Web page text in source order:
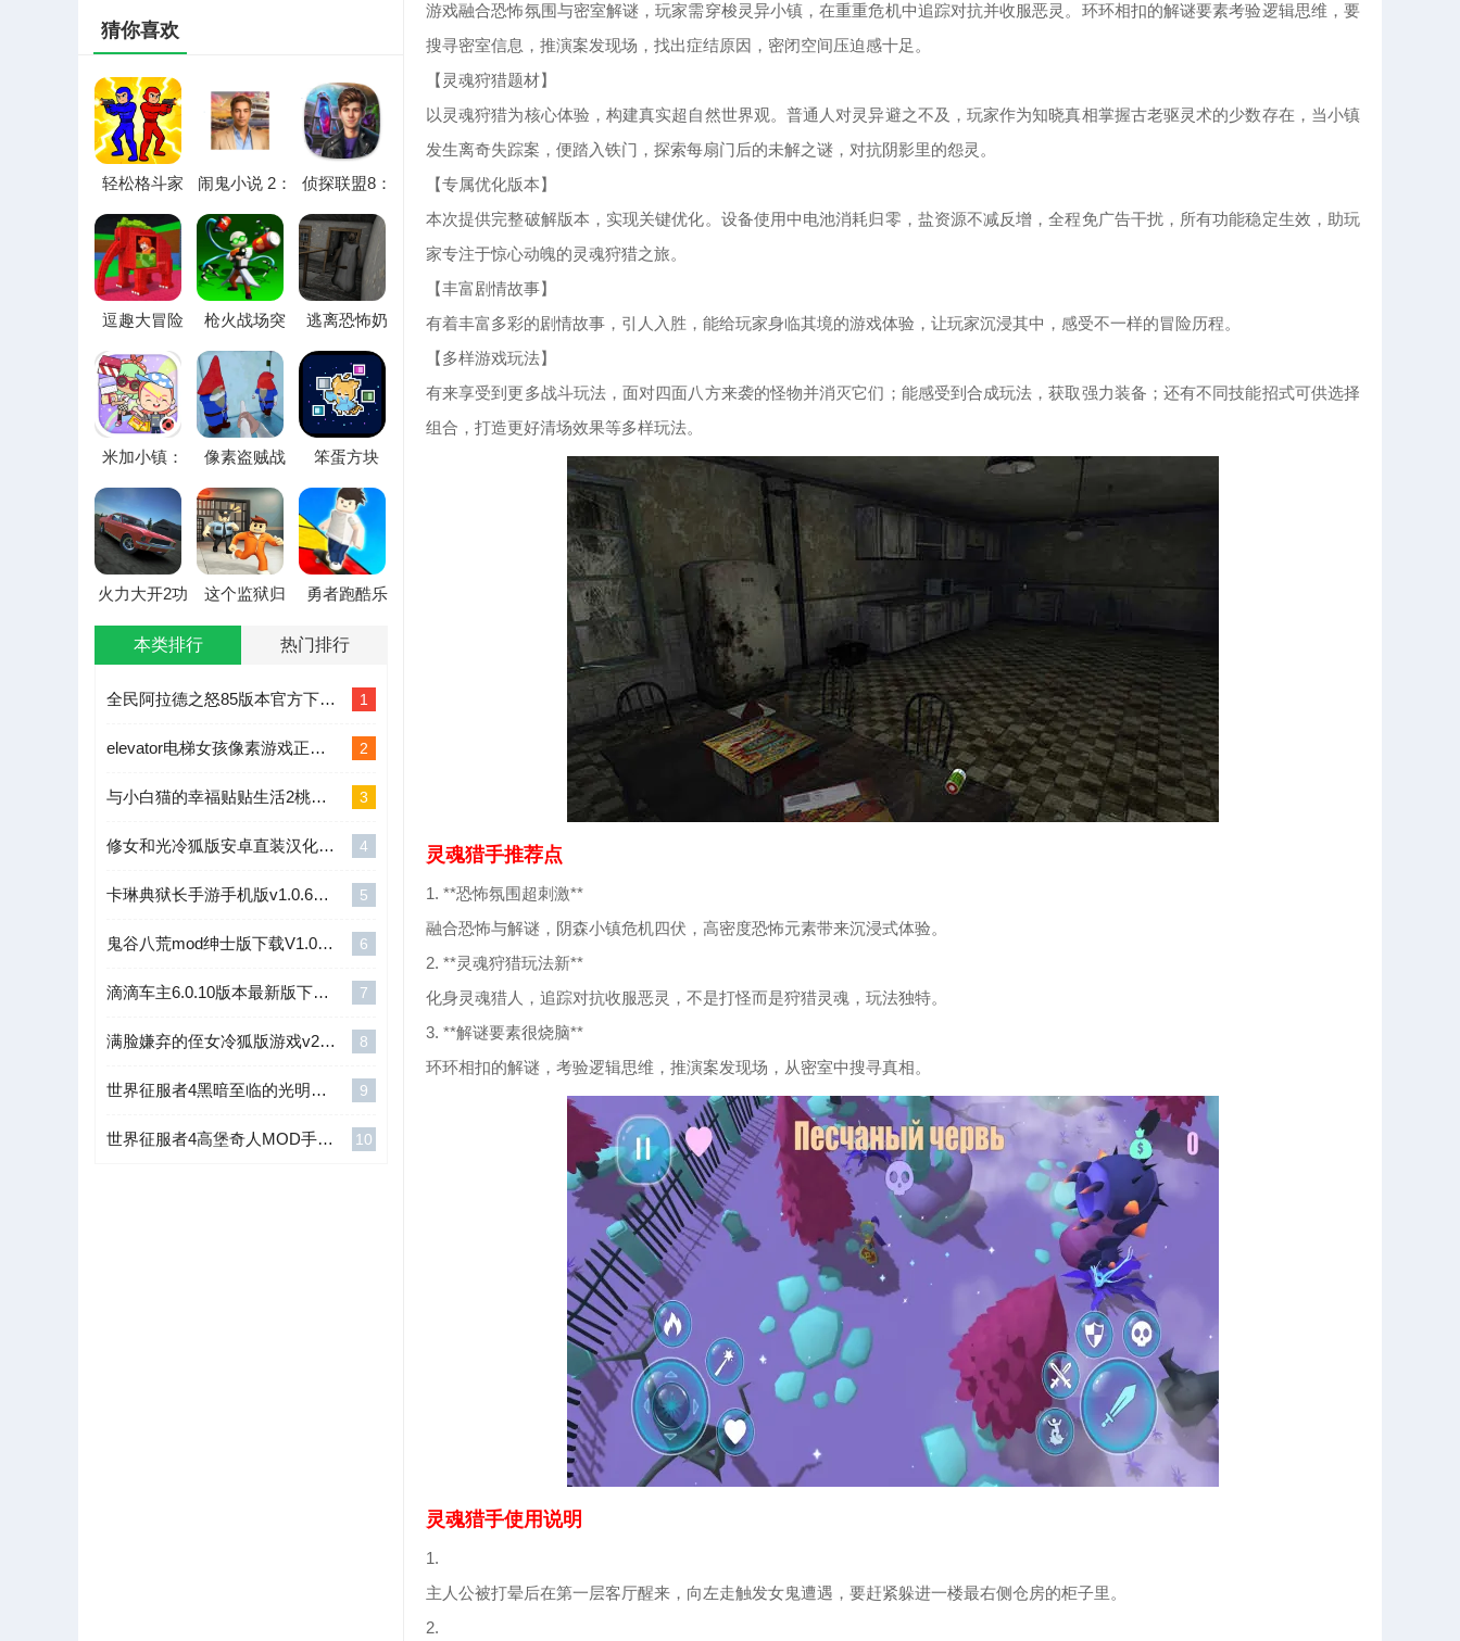
猜你喜欢
轻松格斗家
闹鬼小说 2：
整版2026最
新版本
侦探联盟8：
谷歌最新手
机版
逗趣大冒险
游戏)
枪火战场突
逃离恐怖奶
最新版本
米加小镇：
新版本
像素盗贼战
版
笨蛋方块
本
火力大开2功
斯汽车游戏)
这个监狱归
勇者跑酷乐
最新版本
本类排行 热门排行
1
全民阿拉德之怒85版本官方下载最新版v1.0
2
elevator电梯女孩像素游戏正版安卓v3.8.7v3.8.7
3
与小白猫的幸福贴贴生活2桃子移植v2.0下载v2.0
4
修女和光冷狐版安卓直装汉化版v1中文版下载v1
5
卡琳典狱长手游手机版v1.0.6v1.0.6
6
鬼谷八荒mod绅士版下载V1.0.1V1.0.1
7
滴滴车主6.0.10版本最新版下载v5.2.15v5.2.15
8
满脸嫌弃的侄女冷狐版游戏v2.1.1下载v2.1.1
9
世界征服者4黑暗至临的光明MOD安卓版v1.2.6 下载1.2.6
10
世界征服者4高堡奇人MOD手机版v1.2.0 下载1.2.0
游戏融合恐怖氛围与密室解谜，玩家需穿梭灵异小镇，在重重危机中追踪对抗并收服恶灵。环环相扣的解谜要素考验逻辑思维，要
搜寻密室信息，推演案发现场，找出症结原因，密闭空间压迫感十足。
【灵魂狩猎题材】
以灵魂狩猎为核心体验，构建真实超自然世界观。普通人对灵异避之不及，玩家作为知晓真相掌握古老驱灵术的少数存在，当小镇
发生离奇失踪案，便踏入铁门，探索每扇门后的未解之谜，对抗阴影里的怨灵。
【专属优化版本】
本次提供完整破解版本，实现关键优化。设备使用中电池消耗归零，盐资源不减反增，全程免广告干扰，所有功能稳定生效，助玩
家专注于惊心动魄的灵魂狩猎之旅。
【丰富剧情故事】
有着丰富多彩的剧情故事，引人入胜，能给玩家身临其境的游戏体验，让玩家沉浸其中，感受不一样的冒险历程。
【多样游戏玩法】
有来享受到更多战斗玩法，面对四面八方来袭的怪物并消灭它们；能感受到合成玩法，获取强力装备；还有不同技能招式可供选择
组合，打造更好清场效果等多样玩法。
灵魂猎手推荐点
1. **恐怖氛围超刺激**
融合恐怖与解谜，阴森小镇危机四伏，高密度恐怖元素带来沉浸式体验。
2. **灵魂狩猎玩法新**
化身灵魂猎人，追踪对抗收服恶灵，不是打怪而是狩猎灵魂，玩法独特。
3. **解谜要素很烧脑**
环环相扣的解谜，考验逻辑思维，推演案发现场，从密室中搜寻真相。
灵魂猎手使用说明
1.
主人公被打晕后在第一层客厅醒来，向左走触发女鬼遭遇，要赶紧躲进一楼最右侧仓房的柜子里。
2.